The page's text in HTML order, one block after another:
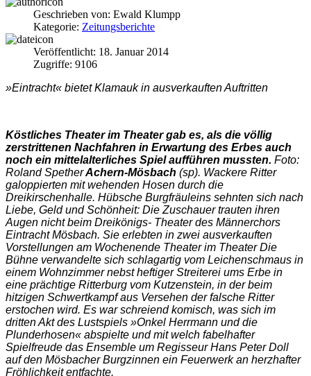
Geschrieben von: Ewald Klumpp
Kategorie: Zeitungsberichte
Veröffentlicht: 18. Januar 2014
Zugriffe: 9106
»Eintracht« bietet Klamauk in ausverkauften Auftritten
Köstliches Theater im Theater gab es, als die völlig
zerstrit­tenen Nachfahren in Erwartung des Erbes auch
noch ein mit­telalterliches Spiel aufführen mussten. Foto:
Roland SpetherAchern-Mösbach (sp). Wa­ckere Ritter
galoppierten mit wehenden Hosen durch die
Dreikirschenhalle. Hübsche Burgfräuleins sehnten sich nach
Liebe, Geld und Schön­heit: Die Zuschauer trauten ihren
Augen nicht beim Drei­königs- Theater des Männer­chors
Eintracht Mösbach. Sie erlebten in zwei ausverkauf­ten
Vorstellungen am Wo­chenende Theater im Theater Die
Bühne verwandelte sich schlagartig vom Leichen­schmaus in
einem Wohnzim­mer nebst heftiger Streiterei ums Erbe in
eine prächtige Ritterburg vom Kutzenstein, in der beim
hitzigen Schwert­kampf aus Versehen der fal­sche Ritter
erstochen wird. Es war schreiend komisch, was sich im
dritten Akt des Lust­spiels »Onkel Herrmann und die
Plunderhosen« abspiel­te und mit welch fabelhafter
Spielfreude das Ensemble um Regisseur Hans Peter Doll
auf den Mösbacher Burgzinnen ein Feuerwerk an herzhafter
Fröhlichkeit entfachte.